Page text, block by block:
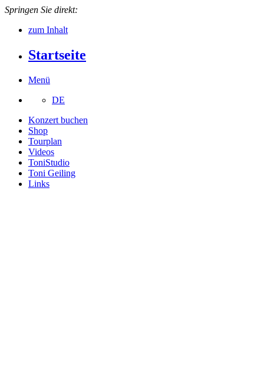
Springen Sie direkt:
zum Inhalt
Startseite
Menü
DE
Konzert buchen
Shop
Tourplan
Videos
ToniStudio
Toni Geiling
Links